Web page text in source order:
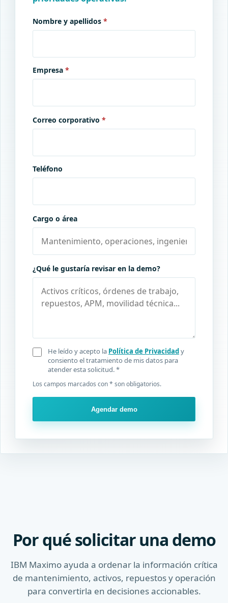
Nombre y apellidos *
Empresa *
Correo corporativo *
Teléfono
Cargo o área
¿Qué le gustaría revisar en la demo?
He leído y acepto la Política de Privacidady
consiento el tratamiento de mis datos para
atender esta solicitud.*
Los campos marcados con * son obligatorios.
Agendar demo
Por qué solicitar una demo
IBM Maximo ayuda a ordenar la información crítica
de mantenimiento, activos, repuestos y operación
para convertirla en decisiones accionables.